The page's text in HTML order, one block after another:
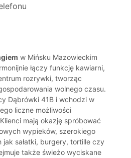
w Mińsku Mazowieckim
łączy funkcję kawiarni,
rozrywki, tworząc
wolnego czasu.
Dąbrówki 41B i wchodzi w
liczne możliwości
mają okazję spróbować
wypieków, szerokiego
sałatki, burgery, tortille czy
także świeżo wyciskane